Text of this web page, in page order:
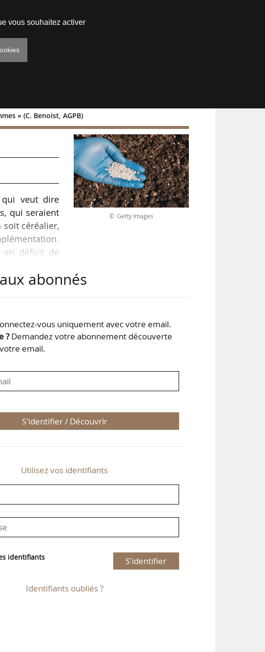
» (C. Benoist, AGPB)
veut dire
qui seraient
soit céréalier,
en déficit de
Cogeca et
2026 pour
© Getty Images
abonnés
vous uniquement avec votre email.
?Demandez votre abonnement découverte
email.
S'identifier / Découvrir
Utilisez vos identifiants
identifiants S'identifier
Identifiants oubliés ?
vous souhaitez activer